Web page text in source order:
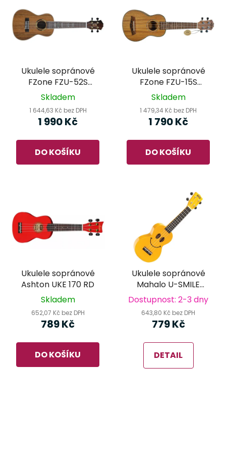
Ukulele sopránové
FZone FZU-52S
Hickory
Skladem
1 644,63 Kč bez DPH
1 990 Kč
DO KOŠÍKU
Ukulele sopránové
FZone FZU-15S
Zebrano
Skladem
1 479,34 Kč bez DPH
1 790 Kč
DO KOŠÍKU
Ukulele sopránové
Ashton UKE 170 RD
Skladem
652,07 Kč bez DPH
789 Kč
DO KOŠÍKU
Ukulele sopránové
Mahalo U-SMILE
Yellow
Dostupnost: 2-3 dny
643,80 Kč bez DPH
779 Kč
DETAIL